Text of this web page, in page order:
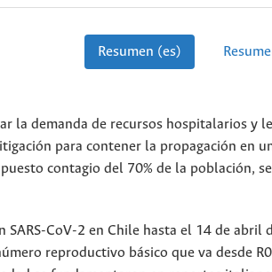
Resumen (es)
la demanda de recursos hospitalarios y
para contener la propagación en
contagio del 70% de la población,
CoV-2 en Chile hasta el 14 de abril
reproductivo básico que va desde